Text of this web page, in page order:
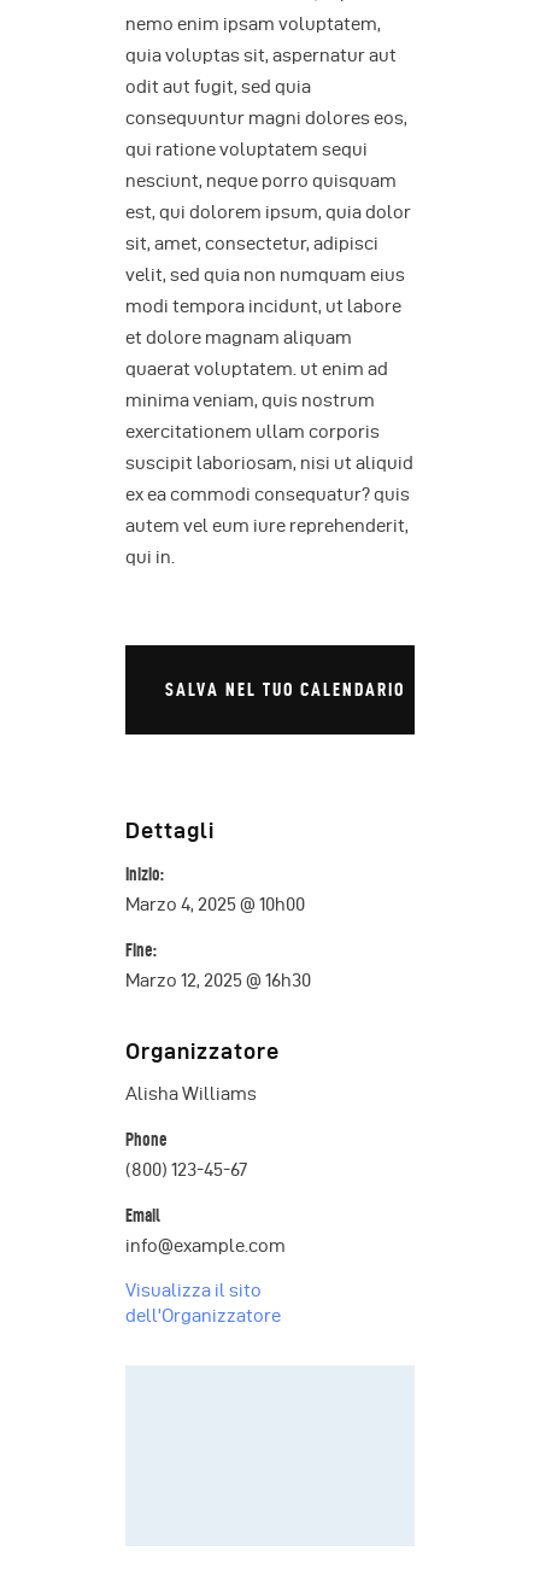
nemo enim ipsam voluptatem,
quia voluptas sit, aspernatur aut
odit aut fugit, sed quia
consequuntur magni dolores eos,
qui ratione voluptatem sequi
nesciunt, neque porro quisquam
est, qui dolorem ipsum, quia dolor
sit, amet, consectetur, adipisci
velit, sed quia non numquam eius
modi tempora incidunt, ut labore
et dolore magnam aliquam
quaerat voluptatem. ut enim ad
minima veniam, quis nostrum
exercitationem ullam corporis
suscipit laboriosam, nisi ut aliquid
ex ea commodi consequatur? quis
autem vel eum iure reprehenderit,
qui in.
SALVA NEL TUO CALENDARIO
Dettagli
Inizio:
Marzo 4, 2025 @ 10h00
Fine:
Marzo 12, 2025 @ 16h30
Organizzatore
Alisha Williams
Phone
(800) 123-45-67
Email
info@example.com
Visualizza il sito
dell'Organizzatore